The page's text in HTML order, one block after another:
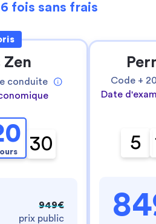
6 fois sans frais
Zen
conduite
30
949€
prix public
Code +
Date
5